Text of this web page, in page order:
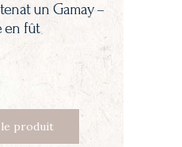
un Gamay –
en fût
produit